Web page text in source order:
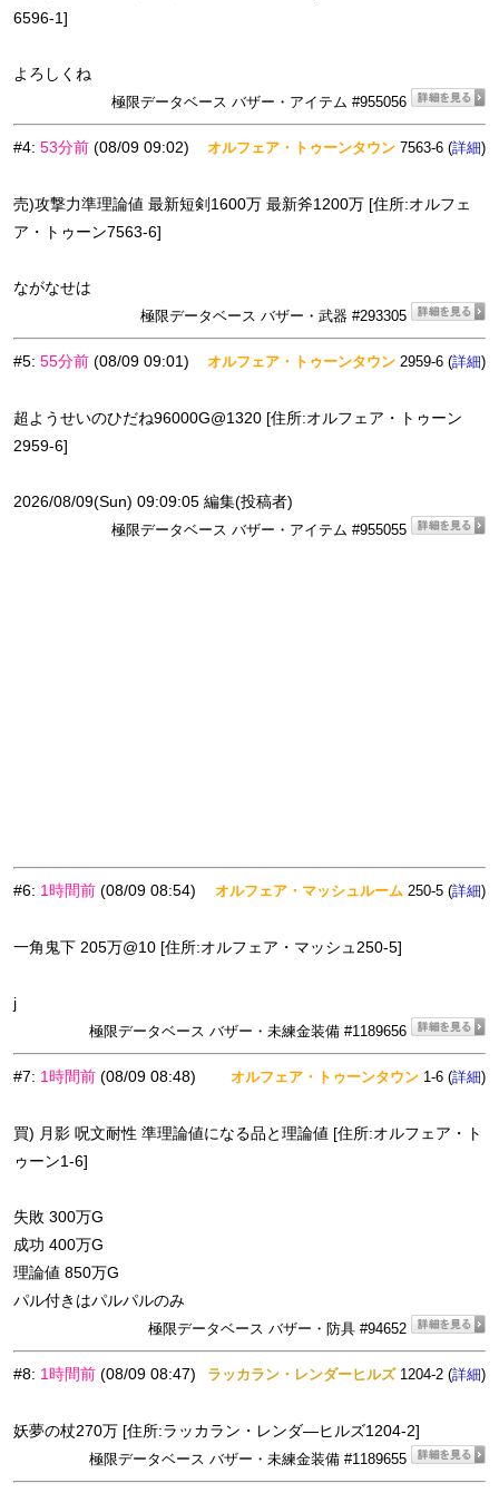
6596-1]
よろしくね
極限データベース バザー・アイテム #955056
#4: 53分前 (08/09 09:02) オルフェア・トゥーンタウン 7563-6 (詳細)
売)攻撃力準理論値 最新短剣1600万 最新斧1200万 [住所:オルフェ
ア・トゥーン7563-6]
ながなせは
極限データベース バザー・武器 #293305
#5: 55分前 (08/09 09:01) オルフェア・トゥーンタウン 2959-6 (詳細)
超ようせいのひだね96000G@1320 [住所:オルフェア・トゥーン
2959-6]
2026/08/09(Sun) 09:09:05 編集(投稿者)
極限データベース バザー・アイテム #955055
#6: 1時間前 (08/09 08:54) オルフェア・マッシュルーム 250-5 (詳細)
一角鬼下 205万@10 [住所:オルフェア・マッシュ250-5]
j
極限データベース バザー・未練金装備 #1189656
#7: 1時間前 (08/09 08:48) オルフェア・トゥーンタウン 1-6 (詳細)
買) 月影 呪文耐性 準理論値になる品と理論値 [住所:オルフェア・ト
ゥーン1-6]
失敗 300万G
成功 400万G
理論値 850万G
パル付きはパルパルのみ
極限データベース バザー・防具 #94652
#8: 1時間前 (08/09 08:47) ラッカラン・レンダーヒルズ1204-2 (詳細)
妖夢の杖270万 [住所:ラッカラン・レンダ—ヒルズ1204-2]
極限データベース バザー・未練金装備 #1189655